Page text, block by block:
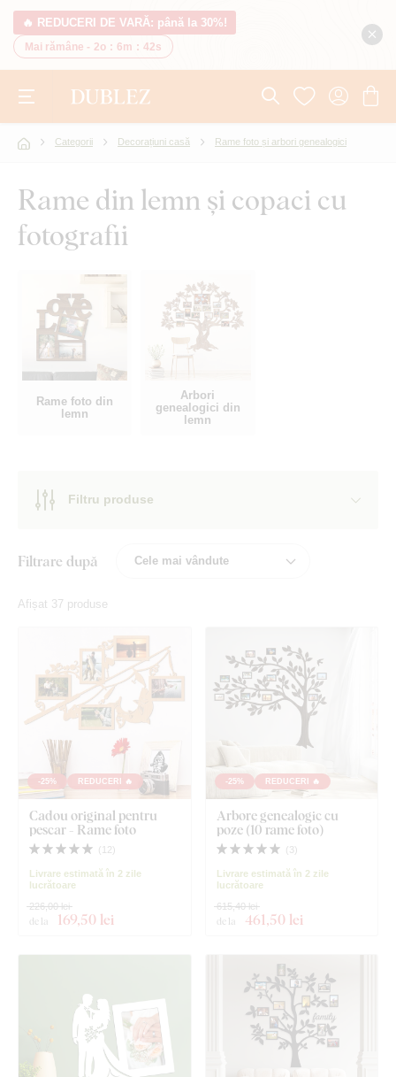
🔥 REDUCERI DE VARĂ: până la 30%!
Mai rămâne - 2o : 6m : 41s
Categorii Decorațiuni casă Rame foto și arbori genealogici
Rame din lemn și copaci cu
fotografii
Rame foto din
lemn
Arbori
genealogici din
lemn
Filtru produse
Filtrare după
Afișat 37 produse
-25% REDUCERI 🔥
Cadou original pentru
pescar - Rame foto
( 12)
Livrare estimată în 2 zile
lucrătoare
de la 169,50 lei
226,00 lei
-25% REDUCERI 🔥
Arbore genealogic cu
poze (10 rame foto)
( 3 )
Livrare estimată în 2 zile
lucrătoare
de la 461,50 lei
615,40 lei